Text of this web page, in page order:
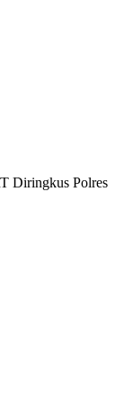
Diringkus Polres